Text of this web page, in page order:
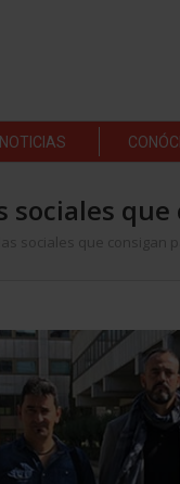
NOTICIAS
sociales
sociales que consigan